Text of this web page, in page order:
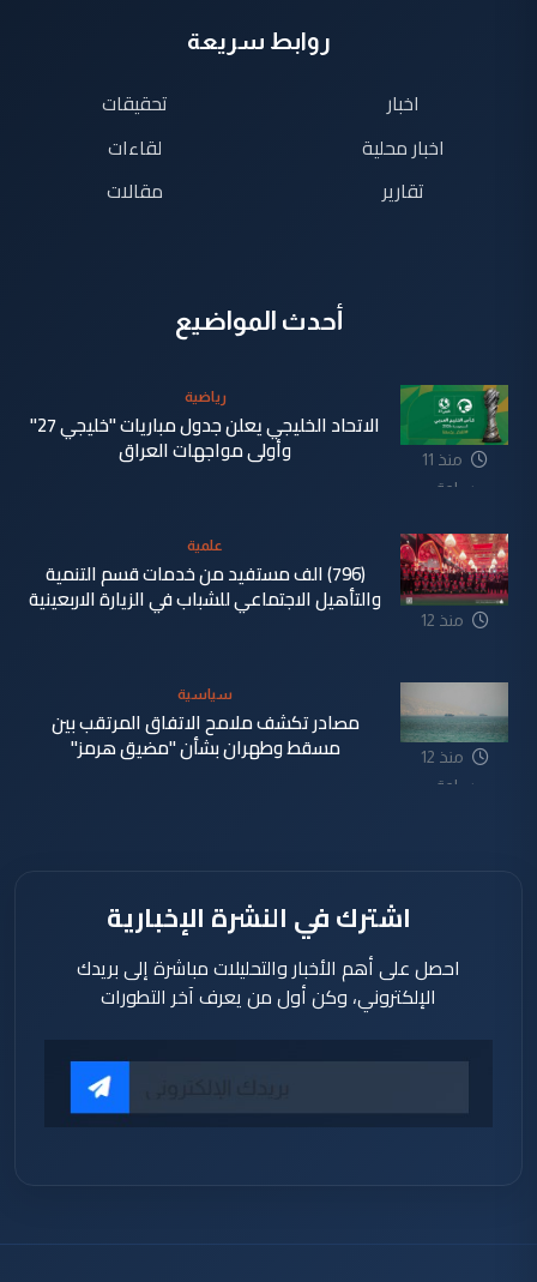
روابط سريعة
اخبار
اخبار محلية
تقارير
تحقيقات
لقاءات
مقالات
أحدث المواضيع
منذ 11
ساعة
رياضية
الاتحاد الخليجي يعلن جدول مباريات "خليجي 27"
وأولى مواجهات العراق
منذ 12
علمية
(796) الف مستفيد من خدمات قسم التنمية
والتأهيل الاجتماعي للشباب في الزيارة الاربعينية
منذ 12
ساعة
سياسية
مصادر تكشف ملامح الاتفاق المرتقب بين
مسقط وطهران بشأن "مضيق هرمز"
اشترك في النشرة الإخبارية
احصل على أهم الأخبار والتحليلات مباشرة إلى بريدك
الإلكتروني، وكن أول من يعرف آخر التطورات